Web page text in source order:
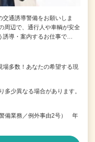
通誘導警備をお願いしま
周辺で、通行人や車輌が安全
誘導・案内するお仕事で…
多数！あなたの希望する現
少異なる場合があります。
備業務／例外事由2号） 年